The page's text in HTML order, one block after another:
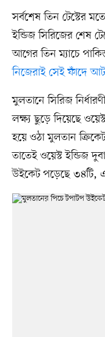
সর্বশেষ তিন টেস্টের
ইন্ডিজ সিরিজের শেষ
আগের তিন ম্যাচে
নিজেরাই সেই ফাঁদে
মুলতানে সিরিজ
লক্ষ্য ছুড়ে দিয়েছে
হয়ে ওঠা মুলতান
তাতেই ওয়েস্ট ইন্ডিজ
উইকেট পড়েছে ৩৪টি,